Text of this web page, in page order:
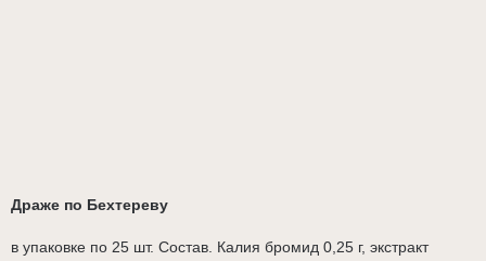
Драже по Бехтереву
в упаковке по 25 шт. Состав. Калия бромид 0,25 г, экстракт